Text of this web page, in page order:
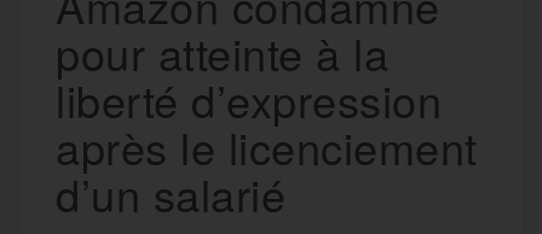
pour atteinte à la
liberté d’expression
après le licenciement
d’un salarié